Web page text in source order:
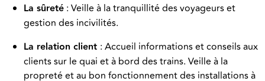
La sûreté : Veille à la tranquillité des voyageurs et
gestion des incivilités.
La relation client : Accueil informations et conseils aux
clients sur le quai et à bord des trains. Veille à la
propreté et au bon fonctionnement des installations à